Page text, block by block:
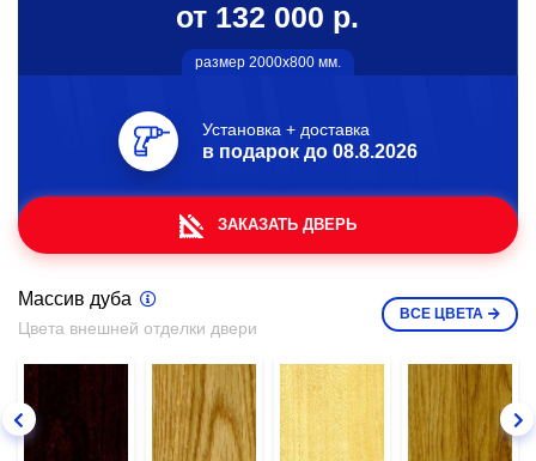
от 132 000 р.
размер 2000х800 мм.
Установка + доставка
в подарок до 08.8.2026
ЗАКАЗАТЬ ДВЕРЬ
Массив дуба
Цвета внешней отделки двери
ВСЕ ЦВЕТА